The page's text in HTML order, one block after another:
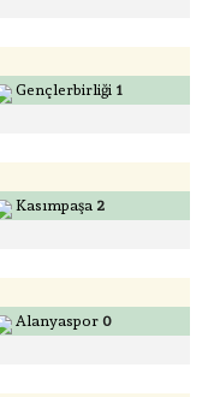
Gençlerbirliği 1
Kasımpaşa 2
Alanyaspor 0